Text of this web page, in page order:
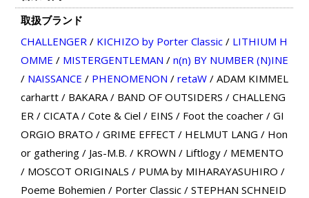
取扱ブランド
CHALLENGER/ KICHIZO by Porter Classic/ LITHIUM H
OMME / MISTERGENTLEMAN / n(n) BY NUMBER (N)INE
/ NAISSANCE / PHENOMENON / retaW/ ADAM KIMMEL
carhartt/ BAKARA/ BAND OF OUTSIDERS / CHALLENG
ER/ CICATA/ Cote & Ciel / EINS / Foot the coacher/ GI
ORGIO BRATO / GRIME EFFECT / HELMUT LANG / Hon
or gathering/ Jas-M.B. / KROWN / Liftlogy/ MEMENTO
/ MOSCOT ORIGINALS / PUMA by MIHARAYASUHIRO /
Poeme Bohemien / Porter Classic/ STEPHAN SCHNEID